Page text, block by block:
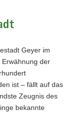
Geyer im
der
ist – fällt auf das
Zeugnis des
bekannte